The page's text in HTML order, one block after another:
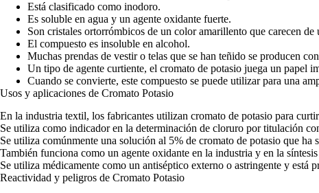
Está clasificado como inodoro.
Es soluble en agua y un agente oxidante fuerte.
Son cristales ortorrómbicos de un color amarillento que carecen
El compuesto es insoluble en alcohol.
Muchas prendas de vestir o telas que se han teñido se producen
Un tipo de agente curtiente, el cromato de potasio juega un papel
Cuando se convierte, este compuesto se puede utilizar para una
Usos y aplicaciones de Cromato Potasio
En la industria textil, los fabricantes utilizan cromato de potasio para
Se utiliza como indicador en la determinación de cloruro por titulación
Se utiliza comúnmente una solución al 5% de cromato de potasio que ha
También funciona como un agente oxidante en la industria y en la
Se utiliza médicamente como un antiséptico externo o astringente y está
Reactividad y peligros de Cromato Potasio